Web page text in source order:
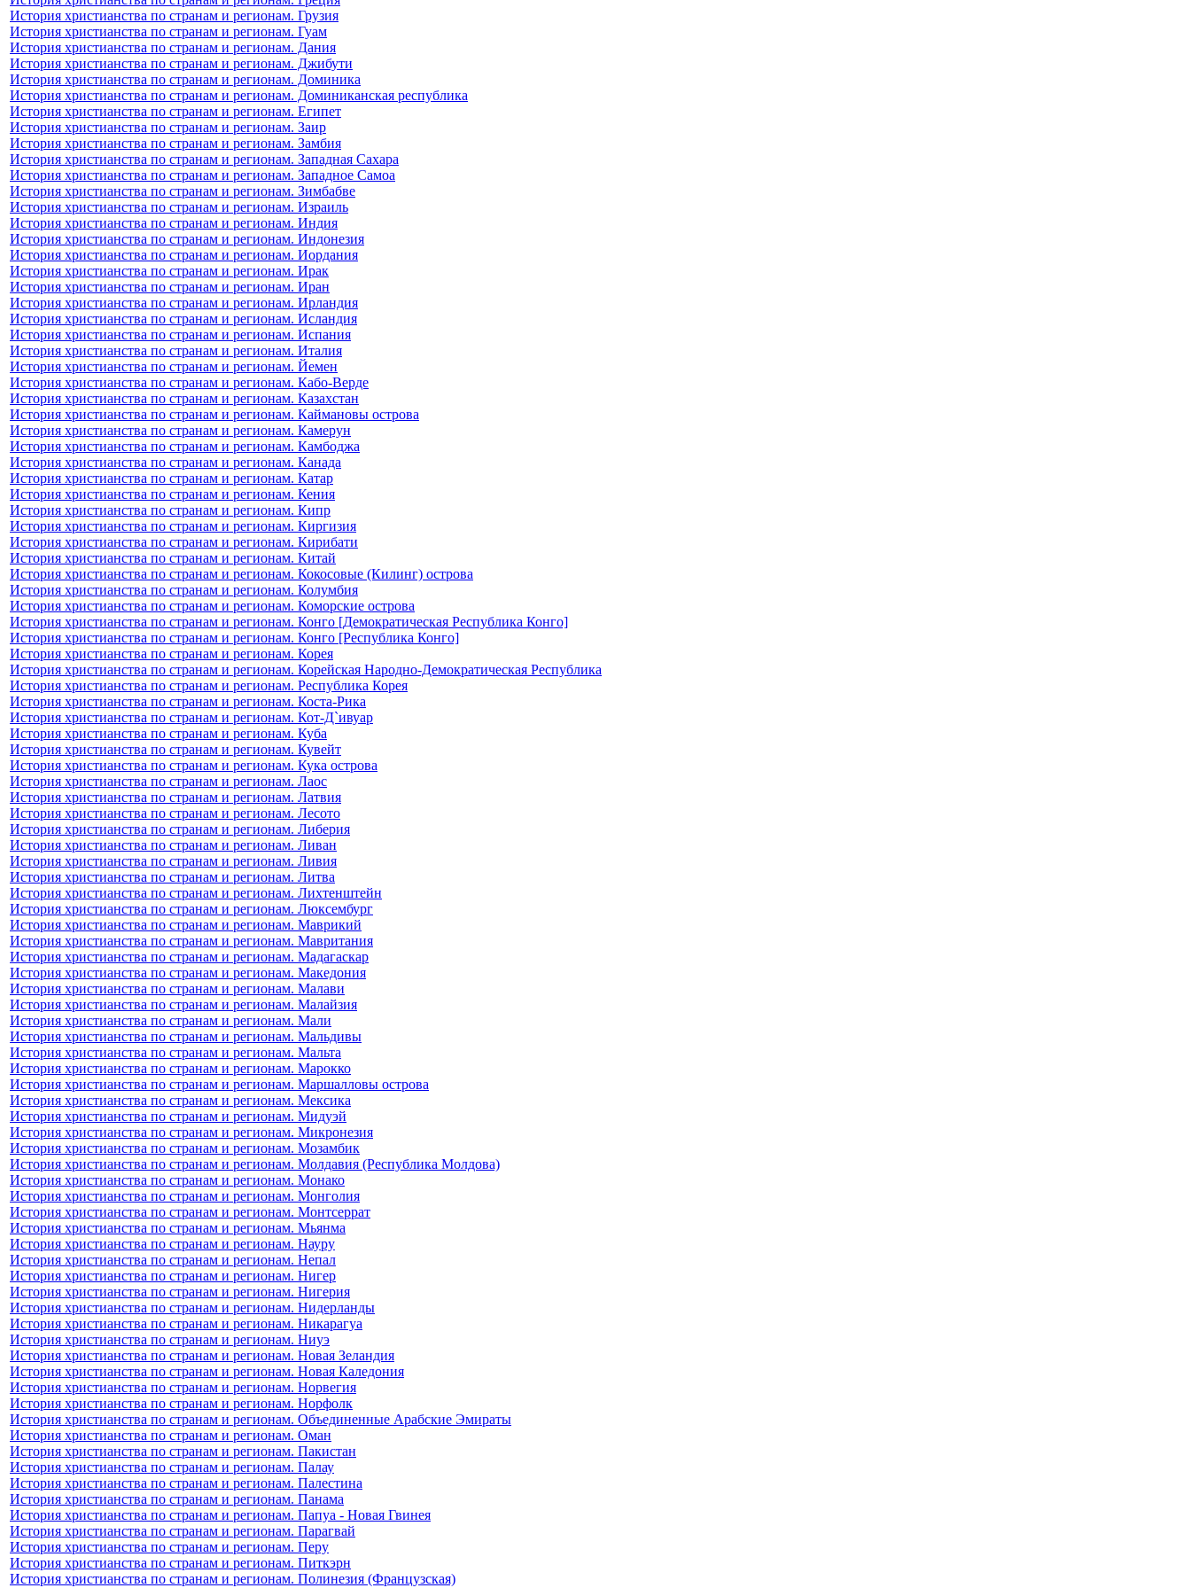
История христианства по странам и регионам. Грузия
История христианства по странам и регионам. Гуам
История христианства по странам и регионам. Дания
История христианства по странам и регионам. Джибути
История христианства по странам и регионам. Доминика
История христианства по странам и регионам. Доминиканская республика
История христианства по странам и регионам. Египет
История христианства по странам и регионам. Заир
История христианства по странам и регионам. Замбия
История христианства по странам и регионам. Западная Сахара
История христианства по странам и регионам. Западное Самоа
История христианства по странам и регионам. Зимбабве
История христианства по странам и регионам. Израиль
История христианства по странам и регионам. Индия
История христианства по странам и регионам. Индонезия
История христианства по странам и регионам. Иордания
История христианства по странам и регионам. Ирак
История христианства по странам и регионам. Иран
История христианства по странам и регионам. Ирландия
История христианства по странам и регионам. Исландия
История христианства по странам и регионам. Испания
История христианства по странам и регионам. Италия
История христианства по странам и регионам. Йемен
История христианства по странам и регионам. Кабо-Верде
История христианства по странам и регионам. Казахстан
История христианства по странам и регионам. Каймановы острова
История христианства по странам и регионам. Камерун
История христианства по странам и регионам. Камбоджа
История христианства по странам и регионам. Канада
История христианства по странам и регионам. Катар
История христианства по странам и регионам. Кения
История христианства по странам и регионам. Кипр
История христианства по странам и регионам. Киргизия
История христианства по странам и регионам. Кирибати
История христианства по странам и регионам. Китай
История христианства по странам и регионам. Кокосовые (Килинг) острова
История христианства по странам и регионам. Колумбия
История христианства по странам и регионам. Коморские острова
История христианства по странам и регионам. Конго [Демократическая Республика Конго]
История христианства по странам и регионам. Конго [Республика Конго]
История христианства по странам и регионам. Корея
История христианства по странам и регионам. Корейская Народно-Демократическая Республика
История христианства по странам и регионам. Республика Корея
История христианства по странам и регионам. Коста-Рика
История христианства по странам и регионам. Кот-Д`ивуар
История христианства по странам и регионам. Куба
История христианства по странам и регионам. Кувейт
История христианства по странам и регионам. Кука острова
История христианства по странам и регионам. Лаос
История христианства по странам и регионам. Латвия
История христианства по странам и регионам. Лесото
История христианства по странам и регионам. Либерия
История христианства по странам и регионам. Ливан
История христианства по странам и регионам. Ливия
История христианства по странам и регионам. Литва
История христианства по странам и регионам. Лихтенштейн
История христианства по странам и регионам. Люксембург
История христианства по странам и регионам. Маврикий
История христианства по странам и регионам. Мавритания
История христианства по странам и регионам. Мадагаскар
История христианства по странам и регионам. Македония
История христианства по странам и регионам. Малави
История христианства по странам и регионам. Малайзия
История христианства по странам и регионам. Мали
История христианства по странам и регионам. Мальдивы
История христианства по странам и регионам. Мальта
История христианства по странам и регионам. Марокко
История христианства по странам и регионам. Маршалловы острова
История христианства по странам и регионам. Мексика
История христианства по странам и регионам. Мидуэй
История христианства по странам и регионам. Микронезия
История христианства по странам и регионам. Мозамбик
История христианства по странам и регионам. Молдавия (Республика Молдова)
История христианства по странам и регионам. Монако
История христианства по странам и регионам. Монголия
История христианства по странам и регионам. Монтсеррат
История христианства по странам и регионам. Мьянма
История христианства по странам и регионам. Науру
История христианства по странам и регионам. Непал
История христианства по странам и регионам. Нигер
История христианства по странам и регионам. Нигерия
История христианства по странам и регионам. Нидерланды
История христианства по странам и регионам. Никарагуа
История христианства по странам и регионам. Ниуэ
История христианства по странам и регионам. Новая Зеландия
История христианства по странам и регионам. Новая Каледония
История христианства по странам и регионам. Норвегия
История христианства по странам и регионам. Норфолк
История христианства по странам и регионам. Объединенные Арабские Эмираты
История христианства по странам и регионам. Оман
История христианства по странам и регионам. Пакистан
История христианства по странам и регионам. Палау
История христианства по странам и регионам. Палестина
История христианства по странам и регионам. Панама
История христианства по странам и регионам. Папуа - Новая Гвинея
История христианства по странам и регионам. Парагвай
История христианства по странам и регионам. Перу
История христианства по странам и регионам. Питкэрн
История христианства по странам и регионам. Полинезия (Французская)